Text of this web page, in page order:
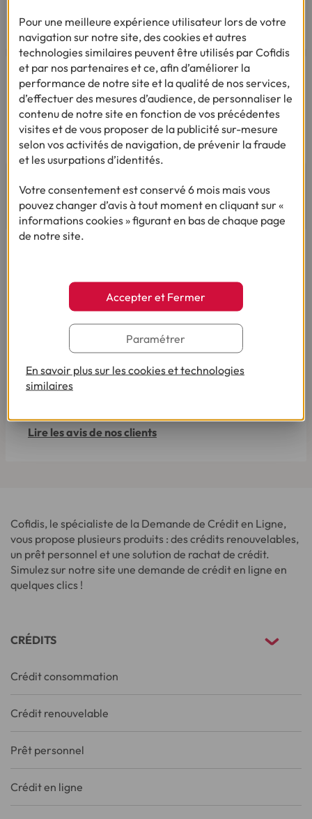
Par mail
Vous êtes sourd ou malentendant
Dialoguez par écrit ou en Langue Des Signes
Française
Du lundi au vendredi de 9h à 12h et de 14h à
18h
AVIS ET TÉMOIGNAGES
Lire les avis de nos clients
Cofidis, le spécialiste de la Demande de Crédit en Ligne,
vous propose plusieurs produits : des crédits renouvelables,
un prêt personnel et une solution de rachat de crédit.
Simulez sur notre site une demande de crédit en ligne en
quelques clics !
CRÉDITS
Crédit consommation
Crédit renouvelable
Prêt personnel
Crédit en ligne
Pour une meilleure expérience utilisateur lors de votre
navigation sur notre site, des cookies et autres
technologies similaires peuvent être utilisés par Cofidis
et par nos partenaires et ce, afin d’améliorer la
performance de notre site et la qualité de nos services,
d’effectuer des mesures d’audience, de personnaliser le
contenu de notre site en fonction de vos précédentes
visites et de vous proposer de la publicité sur-mesure
selon vos activités de navigation, de prévenir la fraude
et les usurpations d’identités.
Votre consentement est conservé 6 mois mais vous
pouvez changer d’avis à tout moment en cliquant sur «
informations cookies » figurant en bas de chaque page
de notre site.
Accepter et Fermer
Paramétrer
En savoir plus sur les cookies et technologies
similaires